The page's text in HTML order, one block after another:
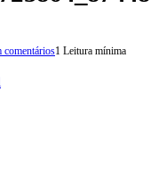
comentários1 Leitura mínima